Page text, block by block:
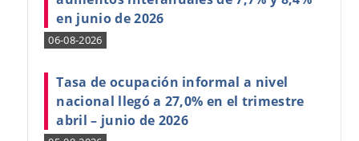
en junio de 2026
06-08-2026
Tasa de ocupación informal a nivel
nacional llegó a 27,0% en el trimestre
abril – junio de 2026